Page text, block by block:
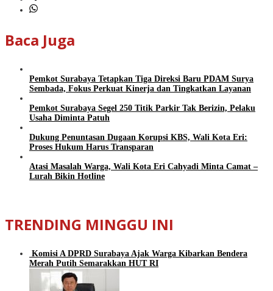
Baca Juga
Pemkot Surabaya Tetapkan Tiga Direksi Baru PDAM Surya
Sembada, Fokus Perkuat Kinerja dan Tingkatkan Layanan
Pemkot Surabaya Segel 250 Titik Parkir Tak Berizin, Pelaku
Usaha Diminta Patuh
Dukung Penuntasan Dugaan Korupsi KBS, Wali Kota Eri:
Proses Hukum Harus Transparan
Atasi Masalah Warga, Wali Kota Eri Cahyadi Minta Camat –
Lurah Bikin Hotline
TRENDING MINGGU INI
Komisi A DPRD Surabaya Ajak Warga Kibarkan Bendera
Merah Putih Semarakkan HUT RI